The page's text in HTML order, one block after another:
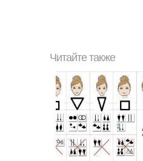
Читайте также